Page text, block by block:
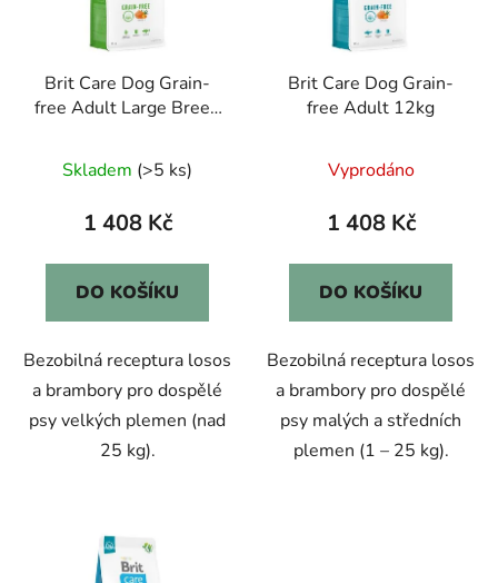
Brit Care Dog Grain-
free Adult Large Breed
Skladem (>5 ks)
1 408 Kč
DO KOŠÍKU
Bezobilná receptura losos
a brambory pro dospělé
psy velkých plemen (nad
25 kg).
Brit Care Dog Grain-
free Adult 12kg
Vyprodáno
1 408 Kč
DO KOŠÍKU
Bezobilná receptura losos
a brambory pro dospělé
psy malých a středních
plemen (1 – 25 kg).